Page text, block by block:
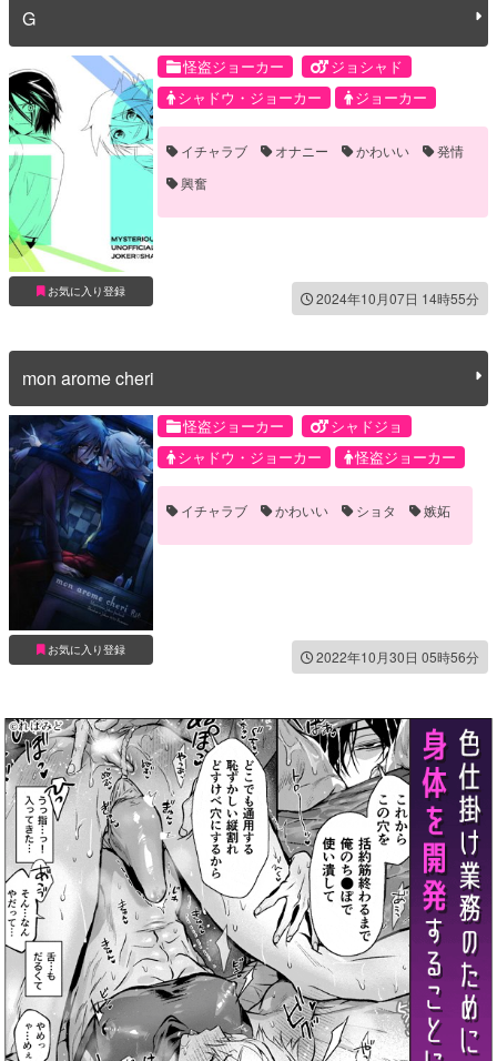
G
お気に入り登録
怪盗ジョーカー
ジョシャド
シャドウ・ジョーカー
ジョーカー
イチャラブ オナニー かわいい
発情
興奮
2024年10月07日 14時55分
mon arome cheri
お気に入り登録
怪盗ジョーカー
シャドジョ
シャドウ・ジョーカー
怪盗ジョーカー
イチャラブ かわいい ショタ 嫉妬
2022年10月30日 05時56分